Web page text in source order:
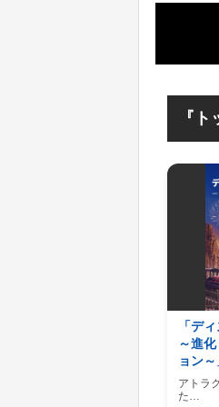
『
「デ
～進
ョン
アトラ
た…